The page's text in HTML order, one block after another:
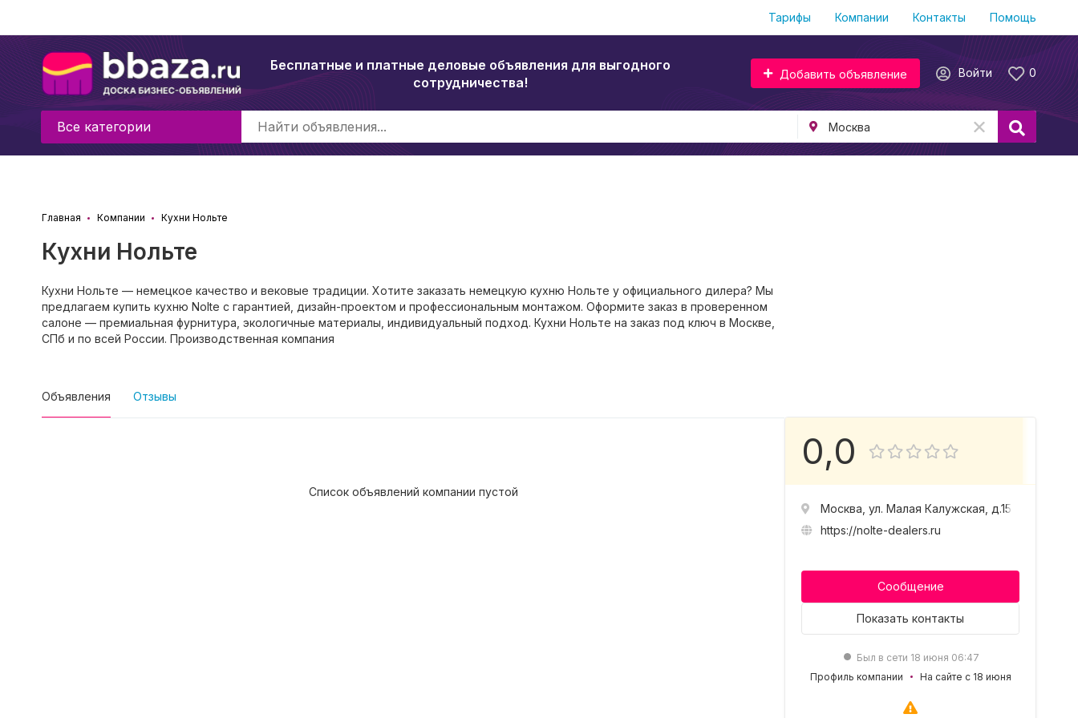
Тарифы Компании Контакты Помощь
Бесплатные и платные деловые объявления для выгодного
сотрудничества!
0
Войти
Добавить объявление
Все категории
Главная Компании Кухни Нольте
Кухни Нольте
Кухни Нольте — немецкое качество и вековые традиции. Хотите заказать немецкую кухню Нольте у официального дилера? Мы
предлагаем купить кухню Nolte с гарантией, дизайн-проектом и профессиональным монтажом. Оформите заказ в проверенном
салоне — премиальная фурнитура, экологичные материалы, индивидуальный подход. Кухни Нольте на заказ под ключ в Москве,
СПб и по всей России. Производственная компания
Объявления Отзывы
Список объявлений компании пустой
0,0
Москва, ул. Малая Калужская, д.15
https://nolte-dealers.ru
Сообщение
Показать контакты
Был в сети 18 июня 06:47
Профиль компании
На сайте с 18 июня